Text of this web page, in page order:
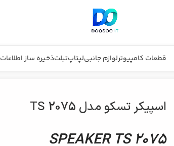
قطعات کامپیوترلوازم جانبیلپتاپتبلتذخیره ساز اطلاعات
اسپیکر تسکو مدل 2075 TS
SPEAKER TS 2075